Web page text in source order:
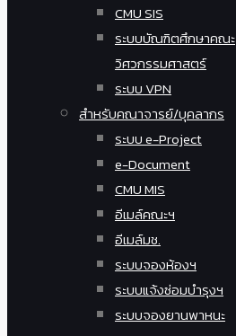
CMU SIS
ระบบบัณฑิตศึกษาคณะ
วิศวกรรมศาสตร์
ระบบ VPN
สำหรับคณาจารย์/บุคลากร
ระบบ e-Project
e-Document
CMU MIS
อีเมล์คณะฯ
อีเมล์มช.
ระบบจองห้องฯ
ระบบแจ้งซ่อมบำรุงฯ
ระบบจองยานพาหนะ